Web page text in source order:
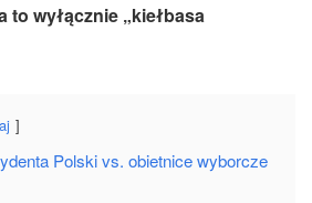
to wyłącznie „kiełbasa
Polski vs. obietnice wyborcze